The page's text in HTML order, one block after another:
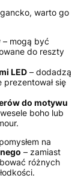
warto go
– mogą być
do reszty
LED – dodadzą
się
do motywu
boho lub
na
– zamiast
różnych